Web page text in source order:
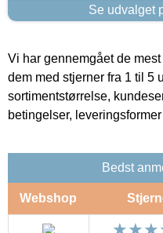
Se udvalget
Vi har gennemgået de
dem med stjerner fra 1 til 5
sortimentstørrelse,
betingelser,
Bedst
Webshop